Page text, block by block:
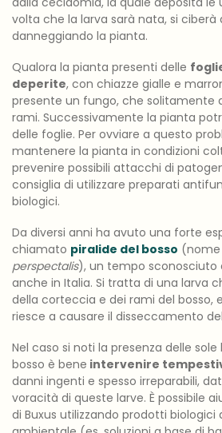
volta che la larva sarà nata, si ciberà
danneggiando la pianta.
Qualora la pianta presenti delle
deperite, con chiazze gialle e
presente un fungo, che solitamente
rami. Successivamente la pianta
delle foglie. Per ovviare a questo
mantenere la pianta in condizioni
prevenire possibili attacchi di
consiglia di utilizzare preparati
biologici.
Da diversi anni ha avuto una forte
chiamato piralide del bosso
perspectalis), un tempo sconosciuto
anche in Italia. Si tratta di una larva
della corteccia e dei rami del bosso,
riesce a causare il disseccamento
Nel caso si noti la presenza delle
bosso è bene intervenire
danni ingenti e spesso irreparabili,
voracità di queste larve. È possibile
di Buxus utilizzando prodotti